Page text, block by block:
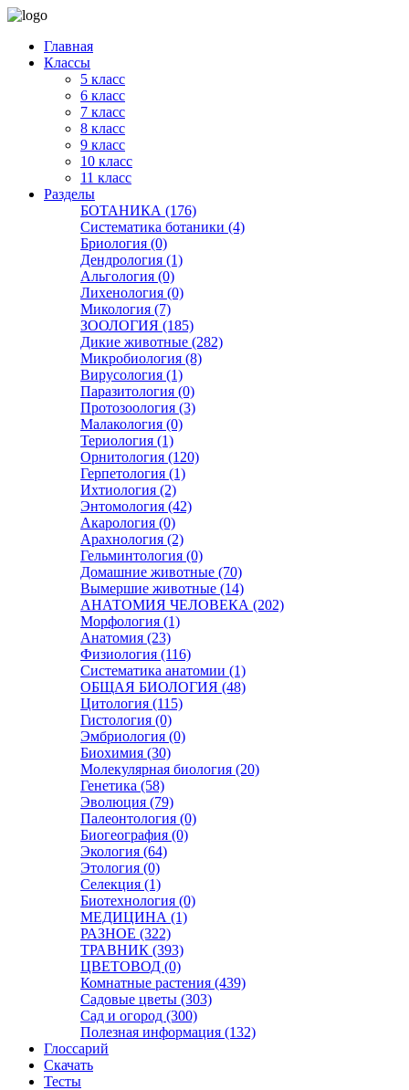
Главная
Классы
5 класс
6 класс
7 класс
8 класс
9 класс
10 класс
11 класс
Разделы
БОТАНИКА (176)
Систематика ботаники (4)
Бриология (0)
Дендрология (1)
Альгология (0)
Лихенология (0)
Микология (7)
ЗООЛОГИЯ (185)
Дикие животные (282)
Микробиология (8)
Вирусология (1)
Паразитология (0)
Протозоология (3)
Малакология (0)
Териология (1)
Орнитология (120)
Герпетология (1)
Ихтиология (2)
Энтомология (42)
Акарология (0)
Арахнология (2)
Гельминтология (0)
Домашние животные (70)
Вымершие животные (14)
АНАТОМИЯ ЧЕЛОВЕКА (202)
Морфология (1)
Анатомия (23)
Физиология (116)
Систематика анатомии (1)
ОБЩАЯ БИОЛОГИЯ (48)
Цитология (115)
Гистология (0)
Эмбриология (0)
Биохимия (30)
Молекулярная биология (20)
Генетика (58)
Эволюция (79)
Палеонтология (0)
Биогеография (0)
Экология (64)
Этология (0)
Селекция (1)
Биотехнология (0)
МЕДИЦИНА (1)
РАЗНОЕ (322)
ТРАВНИК (393)
ЦВЕТОВОД (0)
Комнатные растения (439)
Садовые цветы (303)
Сад и огород (300)
Полезная информация (132)
Глоссарий
Скачать
Тесты